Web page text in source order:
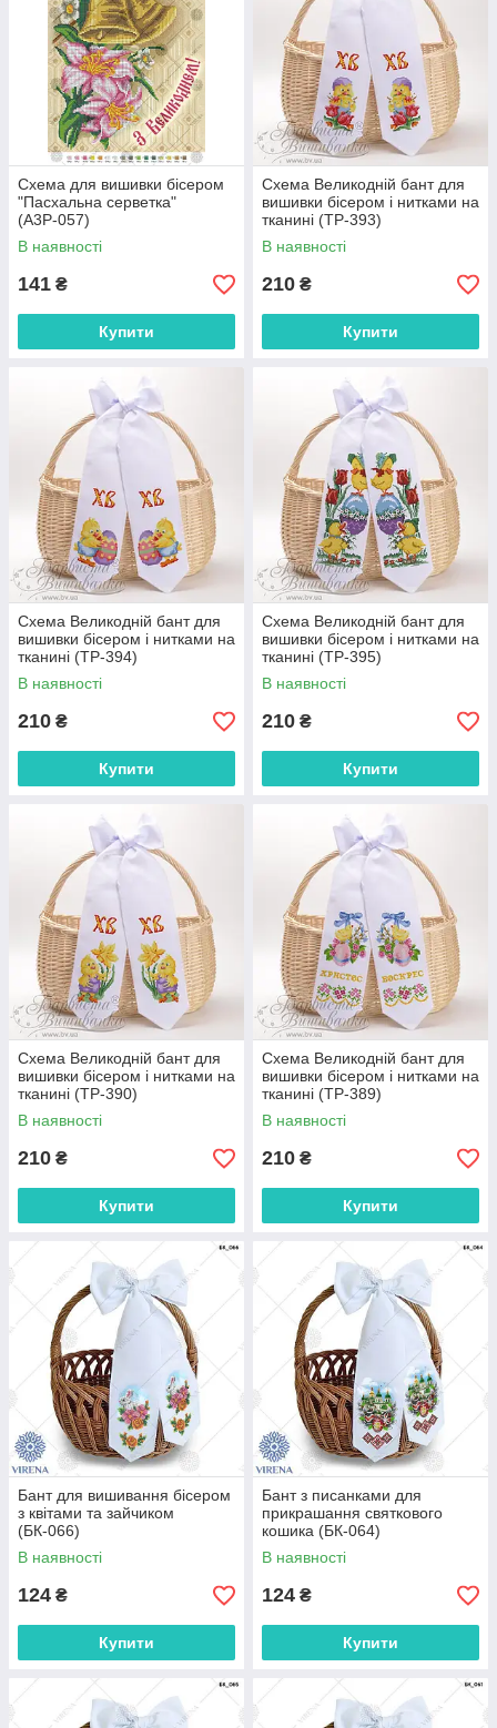
Схема для вишивки бісером
"Пасхальна серветка"
(А3Р-057)
В наявності
141 ₴
Купити
Схема Великодній бант для
вишивки бісером і нитками на
тканині (ТР-393)
В наявності
210 ₴
Купити
Схема Великодній бант для
вишивки бісером і нитками на
тканині (ТР-394)
В наявності
210 ₴
Купити
Схема Великодній бант для
вишивки бісером і нитками на
тканині (ТР-395)
В наявності
210 ₴
Купити
Схема Великодній бант для
вишивки бісером і нитками на
тканині (ТР-390)
В наявності
210 ₴
Купити
Схема Великодній бант для
вишивки бісером і нитками на
тканині (ТР-389)
В наявності
210 ₴
Купити
Бант для вишивання бісером
з квітами та зайчиком
(БК-066)
В наявності
124 ₴
Купити
Бант з писанками для
прикрашання святкового
кошика (БК-064)
В наявності
124 ₴
Купити